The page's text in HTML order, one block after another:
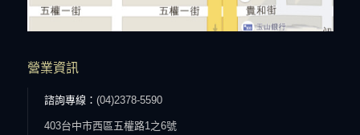
營業資訊
諮詢專線： (04)2378-5590
403台中市西區五權路1之6號